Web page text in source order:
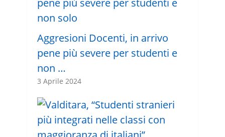
Aggresioni Docenti, in arrivo
pene più severe per studenti e
non …
3 Aprile 2024